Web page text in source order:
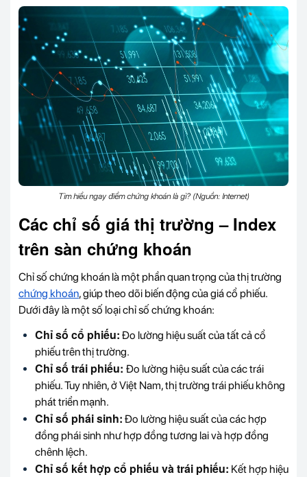
Tìm hiểu ngay điểm chứng khoán là gì? (Nguồn: Internet)
Các chỉ số giá thị trường – Index
trên sàn chứng khoán
Chỉ số chứng khoán là một phần quan trọng của thị trường
chứng khoán, giúp theo dõi biến động của giá cổ phiếu.
Dưới đây là một số loại chỉ số chứng khoán:
Chỉ số cổ phiếu: Đo lường hiệu suất của tất cả cổ
phiếu trên thị trường.
Chỉ số trái phiếu: Đo lường hiệu suất của các trái
phiếu. Tuy nhiên, ở Việt Nam, thị trường trái phiếu không
phát triển mạnh.
Chỉ số phái sinh: Đo lường hiệu suất của các hợp
đồng phái sinh như hợp đồng tương lai và hợp đồng
chênh lệch.
Chỉ số kết hợp cổ phiếu và trái phiếu: Kết hợp hiệu